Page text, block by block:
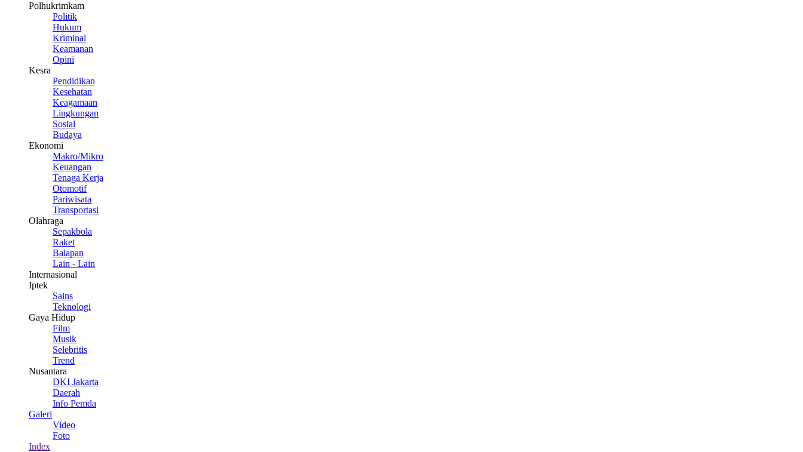
Polhukrimkam
Politik
Hukum
Kriminal
Keamanan
Opini
Kesra
Pendidikan
Kesehatan
Keagamaan
Lingkungan
Sosial
Budaya
Ekonomi
Makro/Mikro
Keuangan
Tenaga Kerja
Otomotif
Pariwisata
Transportasi
Olahraga
Sepakbola
Raket
Balapan
Lain - Lain
Internasional
Iptek
Sains
Teknologi
Gaya Hidup
Film
Musik
Selebritis
Trend
Nusantara
DKI Jakarta
Daerah
Info Pemda
Galeri
Video
Foto
Index